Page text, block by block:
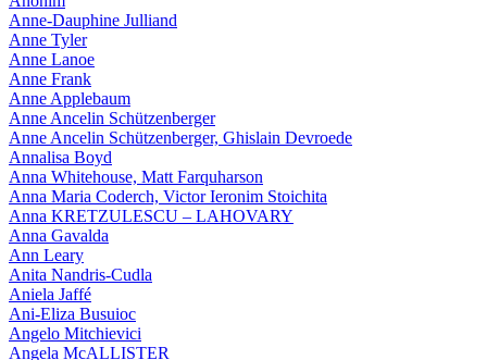
Anne-Dauphine Julliand
Anne Tyler
Anne Lanoe
Anne Frank
Anne Applebaum
Anne Ancelin Schützenberger
Anne Ancelin Schützenberger, Ghislain Devroede
Annalisa Boyd
Anna Whitehouse, Matt Farquharson
Anna Maria Coderch, Victor Ieronim Stoichita
Anna KRETZULESCU – LAHOVARY
Anna Gavalda
Ann Leary
Anita Nandris-Cudla
Aniela Jaffé
Ani-Eliza Busuioc
Angelo Mitchievici
Angela McALLISTER